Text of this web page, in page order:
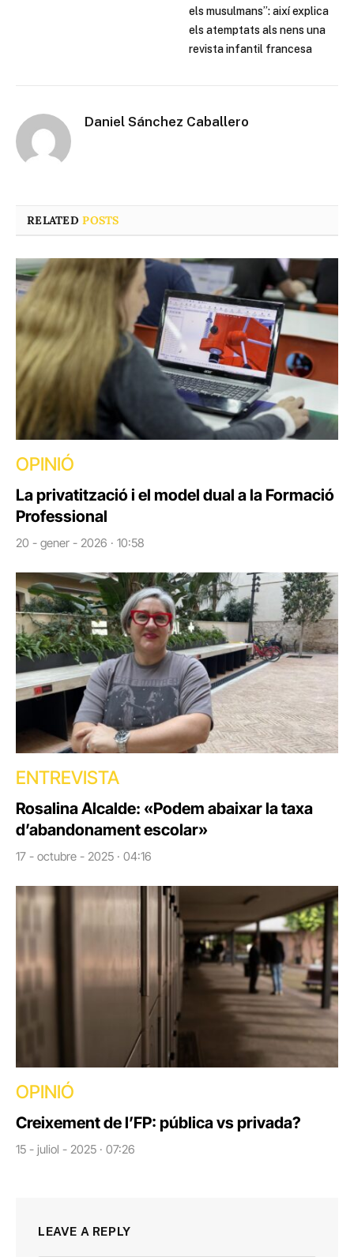
els musulmans”: així explica
els atemptats als nens una
revista infantil francesa
Daniel Sánchez Caballero
RELATEDPOSTS
OPINIÓ
La privatització i el model dual a la Formació
Professional
20 - gener - 2026 · 10:58
ENTREVISTA
Rosalina Alcalde: «Podem abaixar la taxa
d’abandonament escolar»
17 - octubre - 2025 · 04:16
OPINIÓ
Creixement de l’FP: pública vs privada?
15 - juliol - 2025 · 07:26
LEAVE A REPLY